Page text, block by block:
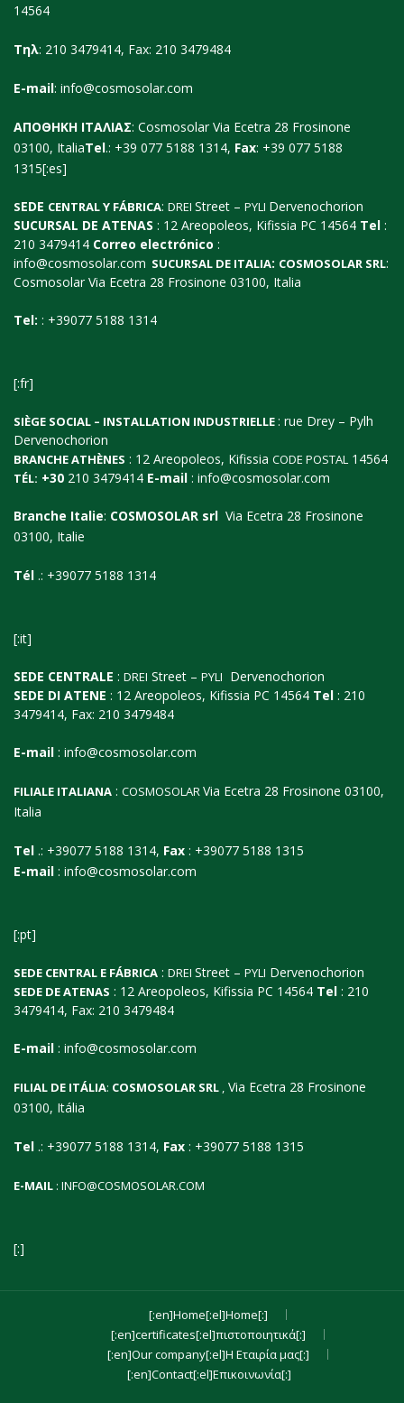
14564
Τηλ: 210 3479414, Fax: 210 3479484
E-mail: info@cosmosolar.com
ΑΠΟΘΗΚΗ ΙΤΑΛΙΑΣ: Cosmosolar Via Ecetra 28 Frosinone
03100, ItaliaTel.: +39 077 5188 1314, Fax: +39 077 5188
1315[:es]
SEDE CENTRAL Y FÁBRICA: DREI Street – PYLI Dervenochorion
SUCURSAL DE ATENAS : 12 Areopoleos, Kifissia PC 14564 Tel :
210 3479414 Correo electrónico :
info@cosmosolar.com SUCURSAL DE ITALIA: COSMOSOLAR SRL:
Cosmosolar Via Ecetra 28 Frosinone 03100, Italia
Tel: : +39077 5188 1314
[:fr]
SIÈGE SOCIAL – INSTALLATION INDUSTRIELLE: rue Drey – Pylh
Dervenochorion
BRANCHE ATHÈNES : 12 Areopoleos, Kifissia CODE POSTAL 14564
TÉL: +30 210 3479414 E-mail : info@cosmosolar.com
Branche Italie: COSMOSOLAR srl Via Ecetra 28 Frosinone
03100, Italie
Tél .: +39077 5188 1314
[:it]
SEDE CENTRALE : DREI Street – PYLI Dervenochorion
SEDE DI ATENE : 12 Areopoleos, Kifissia PC 14564 Tel : 210
3479414, Fax: 210 3479484
E-mail : info@cosmosolar.com
FILIALE ITALIANA : COSMOSOLARVia Ecetra 28 Frosinone 03100,
Italia
Tel .: +39077 5188 1314, Fax : +39077 5188 1315
E-mail : info@cosmosolar.com
[:pt]
SEDE CENTRAL E FÁBRICA : DREI Street – PYLI Dervenochorion
SEDE DE ATENAS : 12 Areopoleos, Kifissia PC 14564 Tel : 210
3479414, Fax: 210 3479484
E-mail : info@cosmosolar.com
FILIAL DE ITÁLIA: COSMOSOLAR SRL , Via Ecetra 28 Frosinone
03100, Itália
Tel .: +39077 5188 1314, Fax : +39077 5188 1315
E-MAIL : INFO@COSMOSOLAR.COM
[:]
[:en]Home[:el]Home[:]
[:en]certificates[:el]πιστοποιητικά[:]
[:en]Our company[:el]Η Εταιρία μας[:]
[:en]Contact[:el]Επικοινωνία[:]